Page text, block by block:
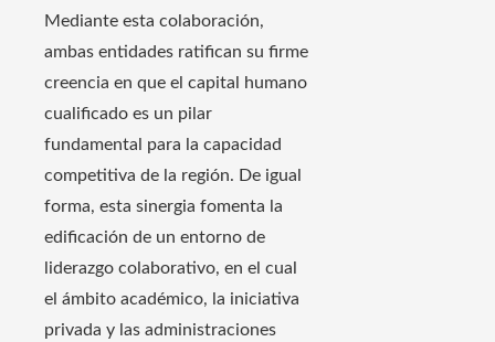
Mediante esta colaboración,
ambas entidades ratifican su firme
creencia en que el capital humano
cualificado es un pilar
fundamental para la capacidad
competitiva de la región. De igual
forma, esta sinergia fomenta la
edificación de un entorno de
liderazgo colaborativo, en el cual
el ámbito académico, la iniciativa
privada y las administraciones